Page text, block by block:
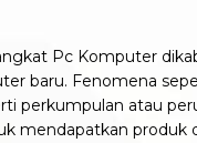
Pc Komputer
baru. Fenomena
perkumpulan atau
mendapatkan